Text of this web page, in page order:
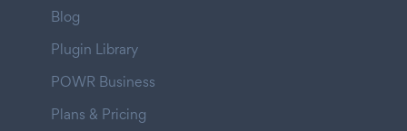
Blog
Plugin Library
POWR Business
Plans & Pricing